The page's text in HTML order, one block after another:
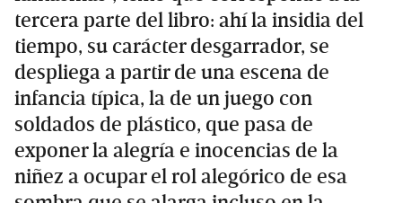
tercera parte del libro: ahí la insidia del
tiempo, su carácter desgarrador, se
despliega a partir de una escena de
infancia típica, la de un juego con
soldados de plástico, que pasa de
exponer la alegría e inocencias de la
niñez a ocupar el rol alegórico de esa